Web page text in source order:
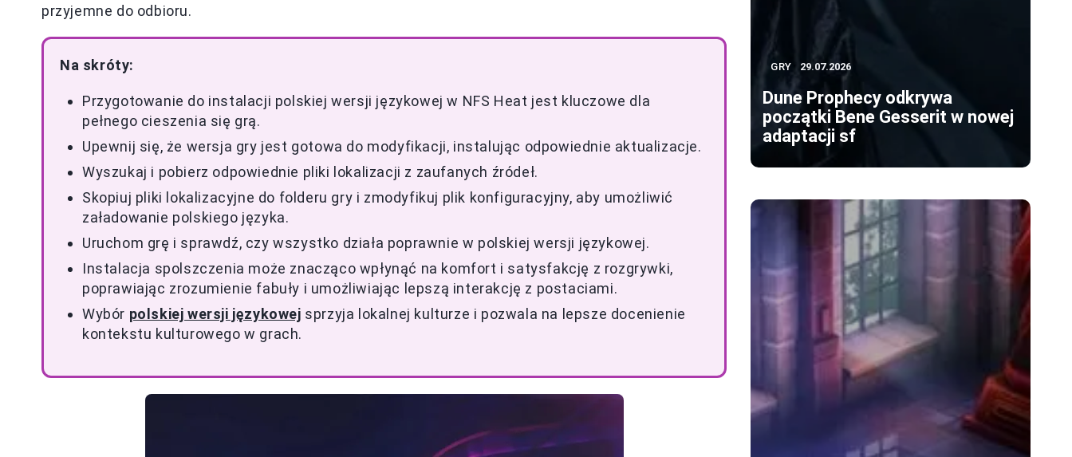
przyjemne do odbioru.
Na skróty:
Przygotowanie do instalacji polskiej wersji językowej w NFS Heat jest kluczowe dla
pełnego cieszenia się grą.
Upewnij się, że wersja gry jest gotowa do modyfikacji, instalując odpowiednie aktualizacje.
Wyszukaj i pobierz odpowiednie pliki lokalizacji z zaufanych źródeł.
Skopiuj pliki lokalizacyjne do folderu gry i zmodyfikuj plik konfiguracyjny, aby umożliwić
załadowanie polskiego języka.
Uruchom grę i sprawdź, czy wszystko działa poprawnie w polskiej wersji językowej.
Instalacja spolszczenia może znacząco wpłynąć na komfort i satysfakcję z rozgrywki,
poprawiając zrozumienie fabuły i umożliwiając lepszą interakcję z postaciami.
Wybór polskiej wersji językowej sprzyja lokalnej kulturze i pozwala na lepsze docenienie
kontekstu kulturowego w grach.
GRY 29.07.2026
Dune Prophecy odkrywa
początki Bene Gesserit w nowej
adaptacji sf